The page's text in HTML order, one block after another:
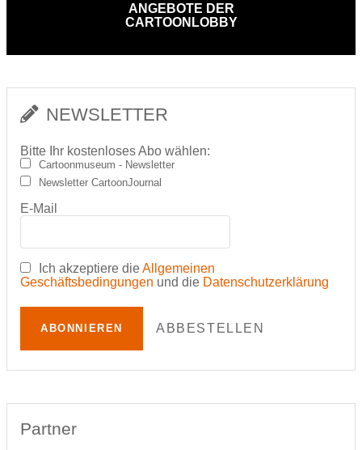
ANGEBOTE DER
CARTOONLOBBY
NEWSLETTER
Bitte Ihr kostenloses Abo wählen:
Cartoonmuseum - Newsletter
Newsletter CartoonJournal
E-Mail
Ich akzeptiere dieAllgemeinen
Geschäftsbedingungen und die Datenschutzerklärung
ABONNIEREN ABBESTELLEN
Partner